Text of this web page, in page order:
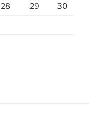
28 29 30